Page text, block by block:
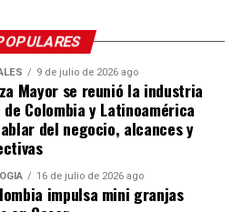
se busca visibilizar los
el arte como un camino
social, construcción de
las personas privadas de la
9 de julio de 2026 ago
Mayor se reunió la industria
Colombia y Latinoamérica
del negocio, alcances y
16 de julio de 2026 ago
impulsa mini granjas